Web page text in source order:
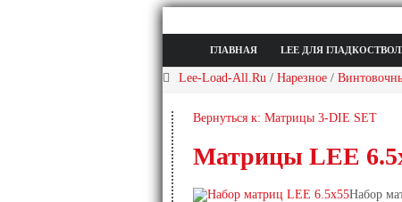
ГЛАВНАЯ LEE ДЛЯ
Lee-Load-All.Ru / Нарезное /
Вернуться к: Матрицы 3-DIE SET
Матрицы LEE
Набор